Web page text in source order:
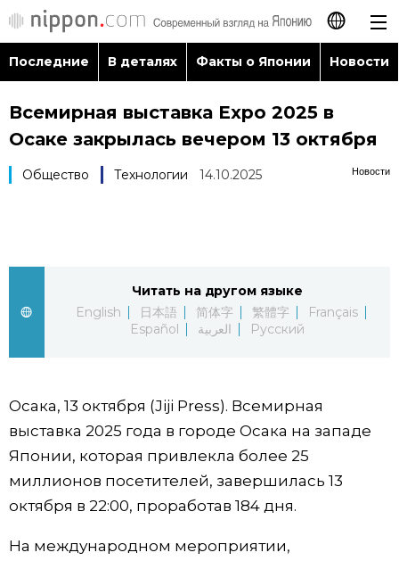
日本語
English
Español
العربية
Последние
Факты о Японии
Новости
Фото/Видео
Разделы
Последние В деталях Факты о Японии Новости
Всемирная выставка Expo 2025 в
Осаке закрылась вечером 13 октября
Новости
Общество Технологии 14.10.2025
Читать на другом языке
English
日本語 简体字 繁體字
Français
Español
العربية Русский
Осака, 13 октября (Jiji Press). Всемирная
выставка 2025 года в городе Осака на западе
Японии, которая привлекла более 25
миллионов посетителей, завершилась 13
октября в 22:00, проработав 184 дня.
На международном мероприятии,